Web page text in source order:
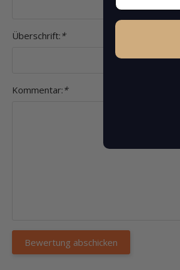
Überschrift: *
Kommentar: *